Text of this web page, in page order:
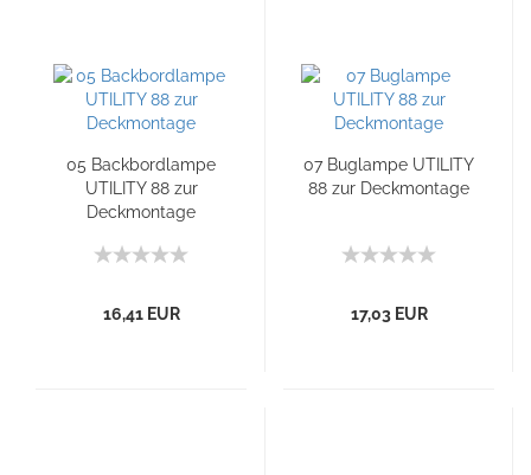
05 Backbordlampe
UTILITY 88 zur
Deckmontage
16,41 EUR
07 Buglampe UTILITY
88 zur Deckmontage
17,03 EUR